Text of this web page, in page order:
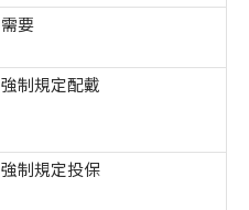
需要
強制規定配戴
強制規定投保